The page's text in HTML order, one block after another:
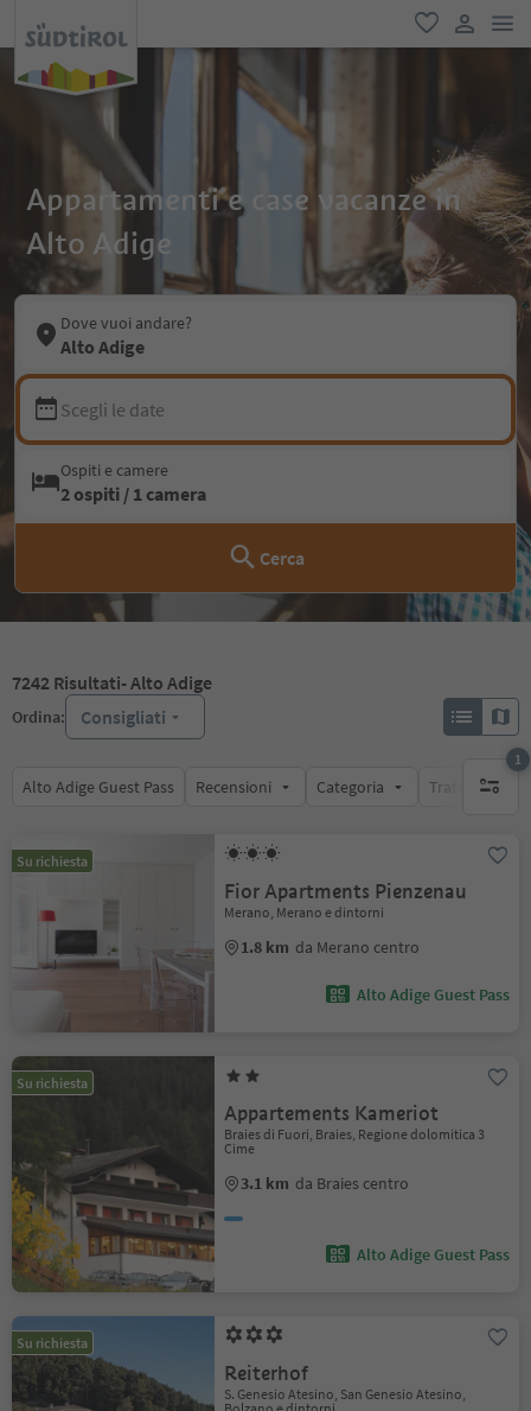
favoriti
user link
Appartamenti e case vacanze in
Alto Adige
Dove vuoi andare?
Alto Adige
Scegli le date
Ospiti e camere
2 ospiti / 1 camera
Cerca
7242 Risultati- Alto Adige
Ordina: Consigliati
Alto Adige Guest Pass Recensioni Categoria Trattamento
1
1 filtro
Su richiesta
Fior Apartments Pienzenau
Merano, Merano e dintorni
1.8 km da Merano centro
Alto Adige Guest Pass
Su richiesta
Appartements Kameriot
Braies di Fuori, Braies, Regione dolomitica 3
Cime
3.1 km da Braies centro
Alto Adige Guest Pass
Su richiesta
Reiterhof
S. Genesio Atesino, San Genesio Atesino,